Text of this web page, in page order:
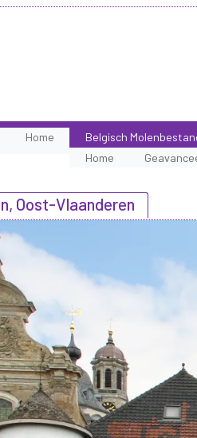
Home
Belgisch
Home
Oost-Vlaanderen